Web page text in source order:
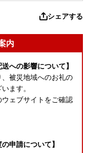
シェアする
内
への影響について】
被災地域へのお礼の
ます。
ェブサイトをご確認
申請について】